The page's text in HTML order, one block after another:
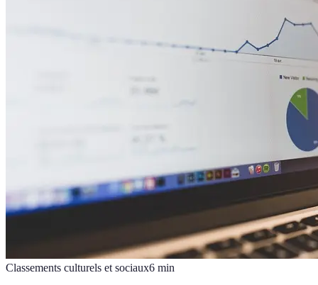
Classements culturels et sociaux6 min